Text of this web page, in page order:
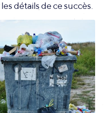
détails de ce succès.